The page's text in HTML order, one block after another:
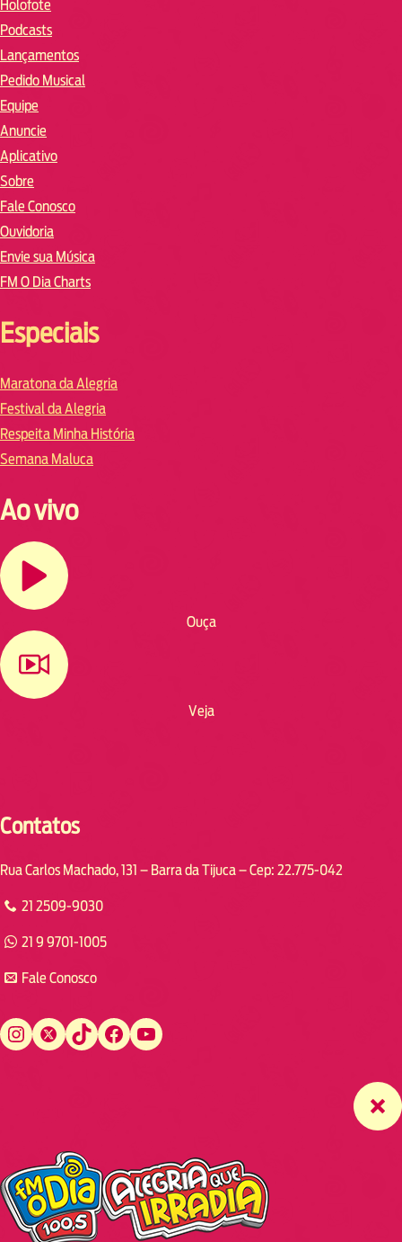
Holofote
Podcasts
Lançamentos
Pedido Musical
Equipe
Anuncie
Aplicativo
Sobre
Fale Conosco
Ouvidoria
Envie sua Música
FM O Dia Charts
Especiais
Maratona da Alegria
Festival da Alegria
Respeita Minha História
Semana Maluca
Ao vivo
Ouça
Veja
Contatos
Rua Carlos Machado, 131 – Barra da Tijuca – Cep: 22.775-042
21 2509-9030
21 9 9701-1005
Fale Conosco
Instagram Twitter TikTok Facebook YouTube